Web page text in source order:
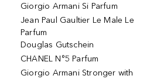
Giorgio Armani Si Parfum
Jean Paul Gaultier Le Male Le
Parfum
Douglas Gutschein
CHANEL N°5 Parfum
Giorgio Armani Stronger with